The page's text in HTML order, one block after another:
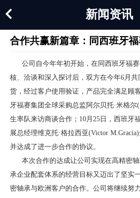
新闻资讯
合作共赢新篇章：同西班牙
公司自今年年初开始，在同西班牙福赛
核、洽谈和深入探讨后，双方在今年6月
货，经过客户使用验证，产品完全满足顾
牙福赛集团全球采购总监阿尔贝托·米格尔
生率队来访商谈合作；10月25日，西班牙
展总经理维克托·格拉西亚(Victor
并达成了进一步合作的协议。
本次合作的达成让公司实现在高精密轴
承企业配套体系的经营目标又迈出了坚实
密轴承与欧洲客户的合作。公司将继续努